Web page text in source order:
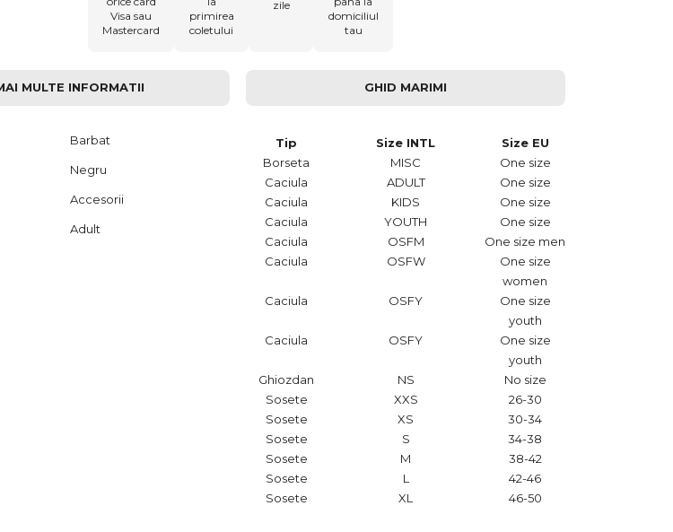
Visa sau
Mastercard
primirea
coletului
zile
domiciliul
tau
MULTE INFORMATII
Barbat
Negru
Accesorii
Adult
GHID MARIMI
Tip Size INTL
Size EU
Borseta
MISC
One size
Caciula
ADULT
One size
Caciula
KIDS
One size
Caciula
YOUTH
One size
Caciula
OSFM
One size men
Caciula
OSFW
One size
women
Caciula
OSFY
One size
youth
Caciula
OSFY
One size
youth
Ghiozdan
NS
No size
Sosete
XXS
26-30
Sosete
XS
30-34
Sosete
S
34-38
Sosete
M
38-42
Sosete
L
42-46
Sosete
XL 46-50